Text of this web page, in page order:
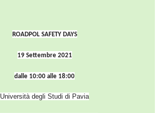
ROADPOL SAFETY DAYS
19 Settembre 2021
dalle 10:00 alle 18:00
Università degli Studi di Pavia